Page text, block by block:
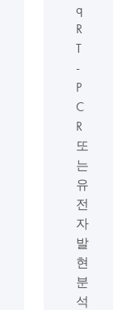
q
R
T
-
P
C
R
또
는
유
전
자
발
현
분
석